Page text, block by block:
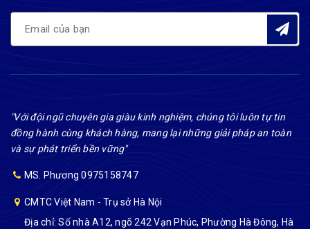
"Với đội ngũ chuyên gia giàu kinh nghiệm, chúng tôi luôn tự tin
đồng hành cùng khách hàng, mang lại những giải pháp an toàn
và sự phát triển bền vững"
MS. Phương 0975158747
CMTC Việt Nam - Trụ sở Hà Nội
Địa chỉ: Số nhà A12, ngõ 242 Vạn Phúc, Phường Hà Đông, Hà